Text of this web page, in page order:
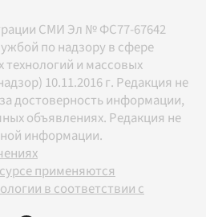
СМИ Эл № ФС77-67642
по надзору в сфере
и массовых
10.11.2016 г. Редакция не
достоверность информации,
объявлениях. Редакция не
информации.
применяются
в соответствии с